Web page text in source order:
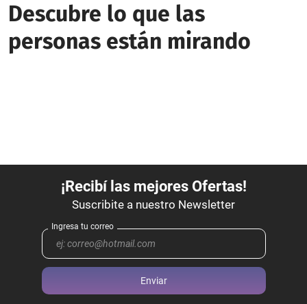
Descubre lo que las
personas están mirando
Enviar